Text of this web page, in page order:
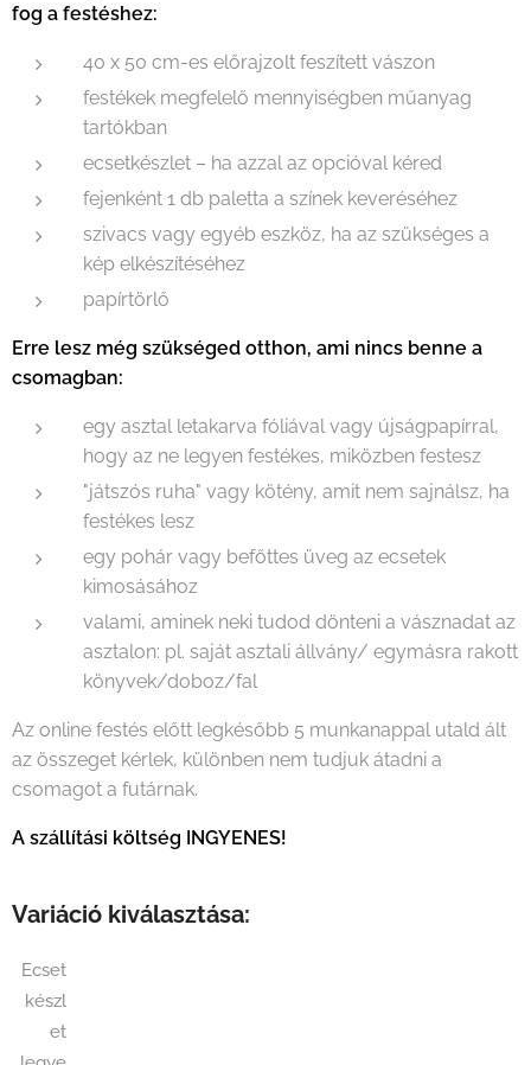
fog a festéshez:
40 x 50 cm-es előrajzolt feszített vászon
festékek megfelelő mennyiségben műanyag
tartókban
ecsetkészlet – ha azzal az opcióval kéred
fejenként 1 db paletta a színek keveréséhez
szivacs vagy egyéb eszköz, ha az szükséges a
kép elkészítéséhez
papírtörlő
Erre lesz még szükséged otthon, ami nincs benne a
csomagban:
egy asztal letakarva fóliával vagy újságpapírral,
hogy az ne legyen festékes, miközben festesz
"játszós ruha" vagy kötény, amit nem sajnálsz, ha
festékes lesz
egy pohár vagy befőttes üveg az ecsetek
kimosásához
valami, aminek neki tudod dönteni a vásznadat az
asztalon: pl. saját asztali állvány/ egymásra rakott
könyvek/doboz/fal
Az online festés előtt legkésőbb 5 munkanappal utald ált
az összeget kérlek, különben nem tudjuk átadni a
csomagot a futárnak.
A szállítási költség INGYENES!
Variáció kiválasztása:
Ecset
készl
et